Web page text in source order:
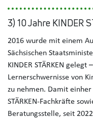
3) 10 Jahre KINDER
2016 wurde mit einem
Sächsischen
KINDER STÄRKEN
Lernerschwernisse von
zu nehmen. Damit einher
STÄRKEN-Fachkräfte
Beratungsstelle, seit